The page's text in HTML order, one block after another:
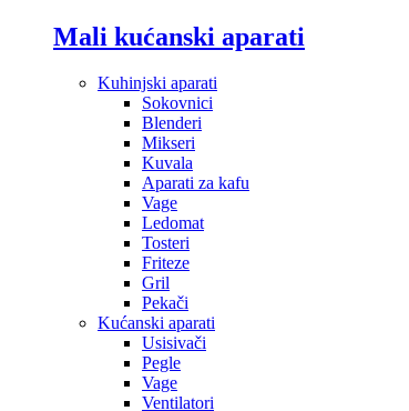
Mali kućanski aparati
Kuhinjski aparati
Sokovnici
Blenderi
Mikseri
Kuvala
Aparati za kafu
Vage
Ledomat
Tosteri
Friteze
Gril
Pekači
Kućanski aparati
Usisivači
Pegle
Vage
Ventilatori